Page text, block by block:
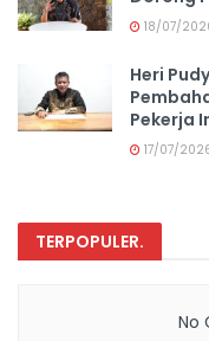
18/07/
Heri
Pekerja
17/07/
TERPOPULER.
No